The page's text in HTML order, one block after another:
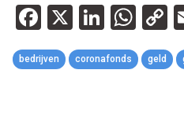
Facebook
X
bedrijven coronafonds geld